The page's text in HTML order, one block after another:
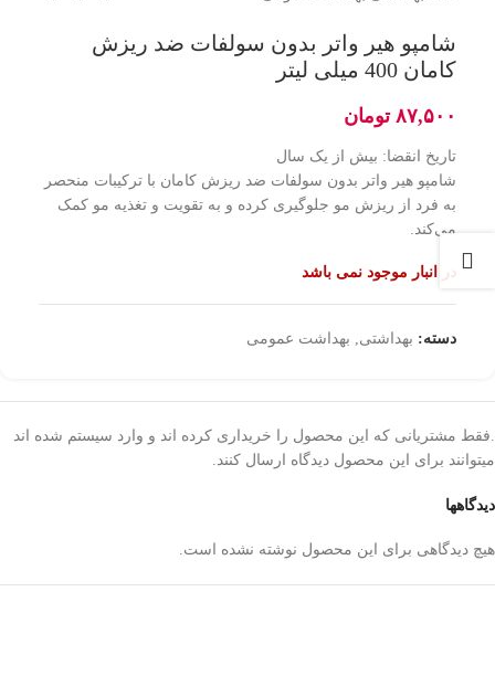
شامپو هیر واتر بدون سولفات ضد ریزش
کامان 400 میلی لیتر
۸۷,۵۰۰ تومان
تاریخ انقضا: بیش از یک سال
شامپو هیر واتر بدون سولفات ضد ریزش کامان با ترکیبات منحصر
به فرد از ریزش مو جلوگیری کرده و به تقویت و تغذیه مو کمک
می‌کند.
در انبار موجود نمی باشد
دسته: بهداشتی بهداشت عمومی
دیدگاهها
هیچ دیدگاهی برای این محصول نوشته نشده است.
.فقط مشتریانی که این محصول را خریداری کرده اند و وارد سیستم شده اند
میتوانند برای این محصول دیدگاه ارسال کنند.